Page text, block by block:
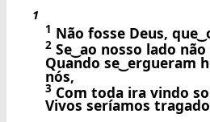
1
1 Não fosse Deus, que
2 Se ͜ ao nosso lado
Quando se ͜ ergueram
nós,
3 Com toda ira vindo
Vivos seríamos